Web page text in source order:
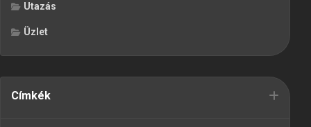
Utazás
Üzlet
Címkék